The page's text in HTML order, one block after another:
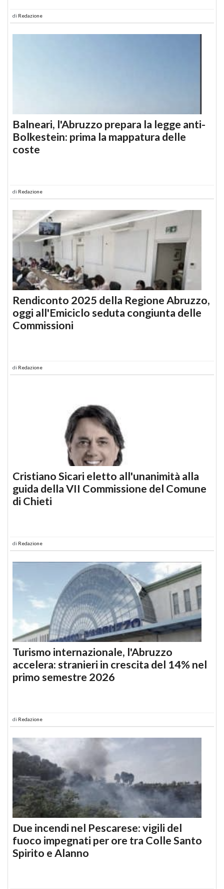
di Redazione
Balneari, l'Abruzzo prepara la legge anti-
Bolkestein: prima la mappatura delle
coste
di Redazione
Rendiconto 2025 della Regione Abruzzo,
oggi all'Emiciclo seduta congiunta delle
Commissioni
di Redazione
Cristiano Sicari eletto all'unanimità alla
guida della VII Commissione del Comune
di Chieti
di Redazione
Turismo internazionale, l'Abruzzo
accelera: stranieri in crescita del 14% nel
primo semestre 2026
di Redazione
Due incendi nel Pescarese: vigili del
fuoco impegnati per ore tra Colle Santo
Spirito e Alanno